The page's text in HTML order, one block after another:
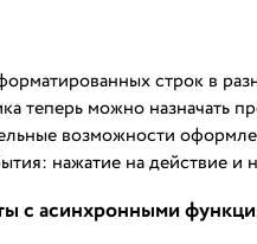
строк в
теперь можно назначать
возможности
нажатие на действие и
с асинхронными